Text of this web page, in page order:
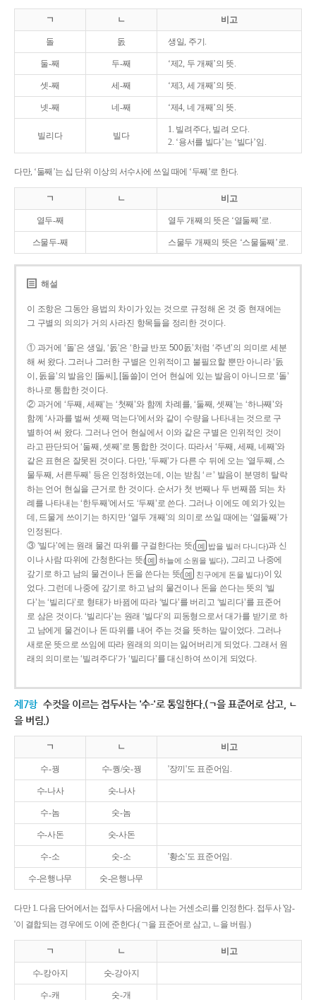
ㄱ ㄴ 비고
돌 돐 생일, 주기.
둘-째 두-째 ‘제2, 두 개째’의 뜻.
셋-째 세-째 ‘제3, 세 개째’의 뜻.
넷-째 네-째 ‘제4, 네 개째’의 뜻.
빌리다 빌다
1. 빌려주다, 빌려 오다.
2. ‘용서를 빌다’는 ‘빌다’임.
다만, ‘둘째’는 십 단위 이상의 서수사에 쓰일 때에 ‘두째’로 한다.
ㄱ ㄴ 비고
열두-째 열두 개째의 뜻은 ‘열둘째’로.
스물두-째 스물두 개째의 뜻은 ‘스물둘째’로.
해설
이 조항은 그동안 용법의 차이가 있는 것으로 규정해 온 것 중 현재에는
그 구별의 의의가 거의 사라진 항목들을 정리한 것이다.
① 과거에 ‘돌’은 생일, ‘돐’은 ‘한글 반포 500돐’처럼 ‘주년’의 의미로 세분
해 써 왔다. 그러나 그러한 구별은 인위적이고 불필요할 뿐만 아니라 ‘돐
이, 돐을’의 발음인 [돌씨], [돌쓸]이 언어 현실에 있는 발음이 아니므로 ‘돌’
하나로 통합한 것이다.
② 과거에 ‘두째, 세째’는 ‘첫째’와 함께 차례를, ‘둘째, 셋째’는 ‘하나째’와
함께 ‘사과를 벌써 셋째 먹는다’에서와 같이 수량을 나타내는 것으로 구
별하여 써 왔다. 그러나 언어 현실에서 이와 같은 구별은 인위적인 것이
라고 판단되어 ‘둘째, 셋째’로 통합한 것이다. 따라서 ‘두째, 세째, 네째’와
같은 표현은 잘못된 것이다. 다만, ‘두째’가 다른 수 뒤에 오는 ‘열두째, 스
물두째, 서른두째’ 등은 인정하였는데, 이는 받침 ‘ㄹ’ 발음이 분명히 탈락
하는 언어 현실을 근거로 한 것이다. 순서가 첫 번째나 두 번째쯤 되는 차
례를 나타내는 ‘한두째’에서도 ‘두째’로 쓴다. 그러나 이에도 예외가 있는
데, 드물게 쓰이기는 하지만 ‘열두 개째’의 의미로 쓰일 때에는 ‘열둘째’가
인정된다.
③ ‘빌다’에는 원래 물건 따위를 구걸한다는 뜻( 예 밥을 빌러 다니다)과 신
이나 사람 따위에 간청한다는 뜻( 예 하늘에 소원을 빌다), 그리고 나중에
갚기로 하고 남의 물건이나 돈을 쓴다는 뜻( 예 친구에게 돈을 빌다)이 있
었다. 그런데 나중에 갚기로 하고 남의 물건이나 돈을 쓴다는 뜻의 ‘빌
다’는 ‘빌리다’로 형태가 바뀜에 따라 ‘빌다’를 버리고 ‘빌리다’를 표준어
로 삼은 것이다. ‘빌리다’는 원래 ‘빌다’의 피동형으로서 대가를 받기로 하
고 남에게 물건이나 돈 따위를 내어 주는 것을 뜻하는 말이었다. 그러나
새로운 뜻으로 쓰임에 따라 원래의 의미는 잃어버리게 되었다. 그래서 원
래의 의미로는 ‘빌려주다’가 ‘빌리다’를 대신하여 쓰이게 되었다.
제7항 수컷을 이르는 접두사는 '수-'로 통일한다.(ㄱ을 표준어로 삼고, ㄴ
을 버림.)
ㄱ ㄴ 비고
수-꿩 수-퀑/숫-꿩 '장끼'도 표준어임.
수-나사 숫-나사
수-놈 숫-놈
수-사돈 숫-사돈
수-소 숫-소 '황소'도 표준어임.
수-은행나무 숫-은행나무
다만 1. 다음 단어에서는 접두사 다음에서 나는 거센소리를 인정한다. 접두사 '암-
'이 결합되는 경우에도 이에 준한다.(ㄱ을 표준어로 삼고, ㄴ을 버림.)
ㄱ ㄴ 비고
수-캉아지 숫-강아지
수-캐 숫-개